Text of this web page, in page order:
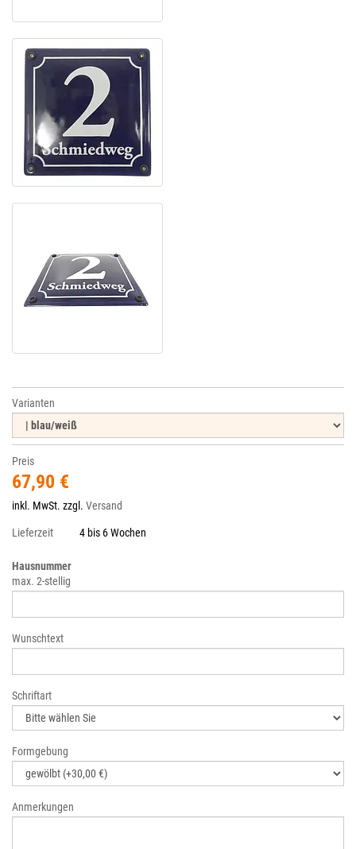
Varianten
Preis
67,90 €
inkl. MwSt. zzgl. Versand
Lieferzeit 4 bis 6 Wochen
Hausnummer
max. 2-stellig
Wunschtext
Schriftart
Formgebung
Anmerkungen